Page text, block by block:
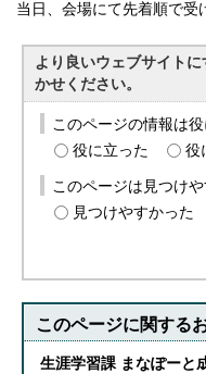
当日、会場にて先着順で受
より良いウェブサイト
かせください。
このページの情報は
役に立った
役
このページは見つけ
見つけやすかった
このページに関する
生涯学習課 まなぽーと